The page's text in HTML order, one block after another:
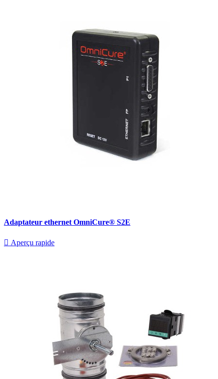
Adaptateur ethernet OmniCure® S2E
 Aperçu rapide